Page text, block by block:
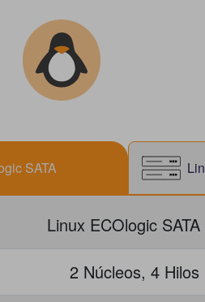
SATA
Linux ECOlogic SATA
2 Núcleos, 4 Hilos